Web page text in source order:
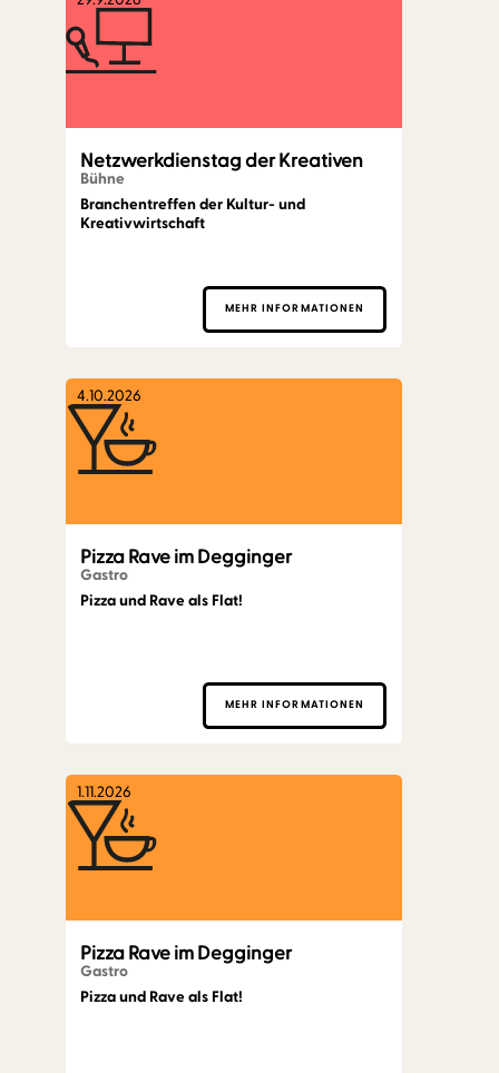
Netzwerkdienstag der Kreativen
Bühne
Branchentreffen der Kultur- und
Kreativwirtschaft
MEHR INFORMATIONEN
4.10.2026
Pizza Rave im Degginger
Gastro
Pizza und Rave als Flat!
MEHR INFORMATIONEN
1.11.2026
Pizza Rave im Degginger
Gastro
Pizza und Rave als Flat!